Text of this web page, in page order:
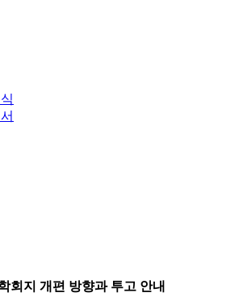
회지 개편 방향과 투고 안내